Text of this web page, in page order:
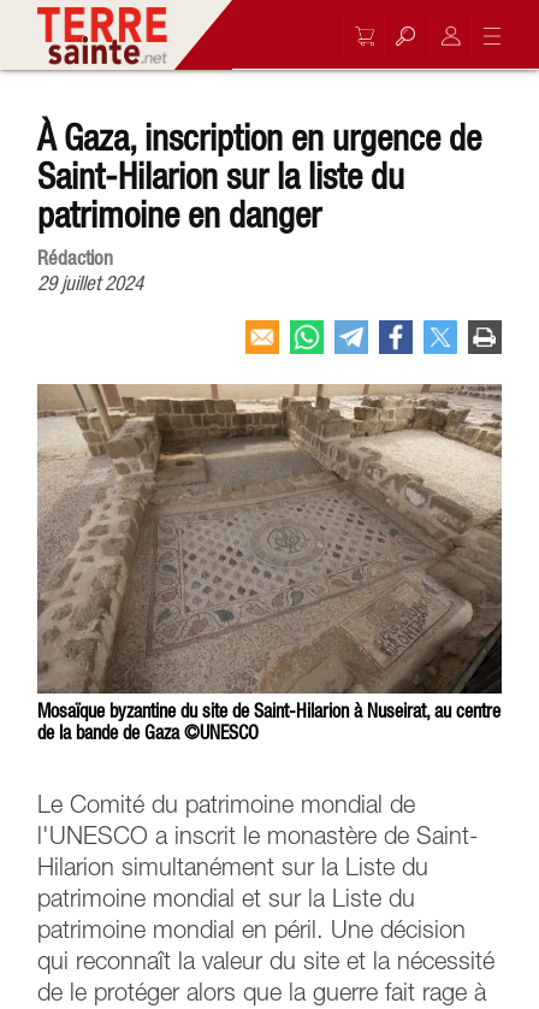
À Gaza, inscription en urgence de
Saint-Hilarion sur la liste du
patrimoine en danger
Rédaction
29 juillet 2024
Mosaïque byzantine du site de Saint-Hilarion à Nuseirat, au centre
de la bande de Gaza ©UNESCO
Le Comité du patrimoine mondial de
l'UNESCO a inscrit le monastère de Saint-
Hilarion simultanément sur la Liste du
patrimoine mondial et sur la Liste du
patrimoine mondial en péril. Une décision
qui reconnaît la valeur du site et la nécessité
de le protéger alors que la guerre fait rage à